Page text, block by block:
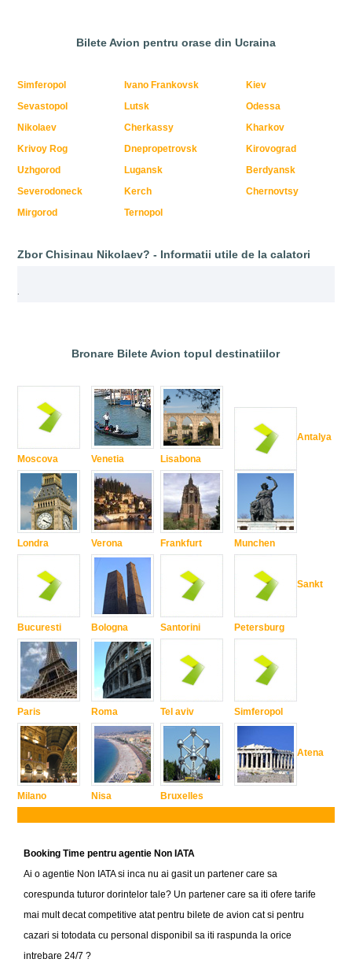
Bilete Avion pentru orase din Ucraina
Simferopol Ivano Frankovsk
Kiev
Sevastopol
Lutsk
Odessa
Nikolaev
Cherkassy
Kharkov
Krivoy Rog
Dnepropetrovsk
Kirovograd
Uzhgorod
Lugansk
Berdyansk
Severodoneck
Kerch
Chernovtsy
Mirgorod
Ternopol
Zbor Chisinau Nikolaev? - Informatii utile de la calatori
.
Bronare Bilete Avion topul destinatiilor
Moscova
Londra
Bucuresti
Paris
Milano
Venetia
Verona
Bologna
Roma
Nisa
Lisabona
Frankfurt
Santorini
Tel aviv
Bruxelles
Antalya
Munchen
Sankt
Petersburg
Simferopol
Atena
Booking Time pentru agentie Non IATA
Ai o agentie Non IATA si inca nu ai gasit un partener care sa
corespunda tuturor dorintelor tale? Un partener care sa iti ofere tarife
mai mult decat competitive atat pentru bilete de avion cat si pentru
cazari si totodata cu personal disponibil sa iti raspunda la orice
intrebare 24/7 ?